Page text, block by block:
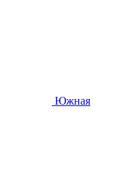
Южная